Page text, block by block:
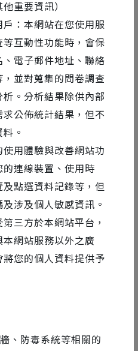
重要資訊）
：本網站在您使用服
互動性功能時，會保
電子郵件地址、聯絡
並對蒐集的問卷調查
。分析結果除供內部
公佈統計結果，但不
。
用體驗與改善網站功
連線裝置、使用時
及點選資料記錄等，但
涉及個人敏感資訊。
三方於本網站平台，
網站服務以外之廣
您的個人資料提供予
、防毒系統等相關的
創辦人
百家知名品牌，如：
、麥當勞、Subway…
第 31 屆金曲獎典禮視
全方位，也屢次榮獲紅
際設計大獎的肯定。
Youtube、Behance、C4D
人的佳績，教學經驗豐富